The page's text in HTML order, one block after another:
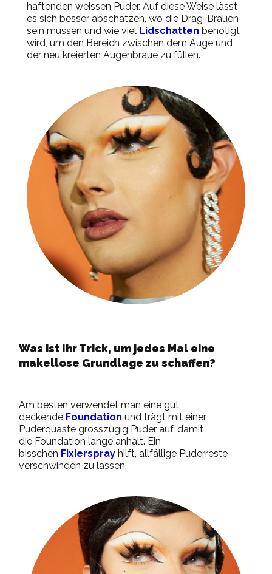
haftenden weissen Puder. Auf diese Weise lässt
es sich besser abschätzen, wo die Drag-Brauen
sein müssen und wie viel Lidschatten benötigt
wird, um den Bereich zwischen dem Auge und
der neu kreierten Augenbraue zu füllen.
Was ist Ihr Trick, um jedes Mal eine
makellose Grundlage zu schaffen?
Am besten verwendet man eine gut
deckende Foundation und trägt mit einer
Puderquaste grosszügig Puder auf, damit
die Foundation lange anhält. Ein
bisschen Fixierspray hilft, allfällige Puderreste
verschwinden zu lassen.